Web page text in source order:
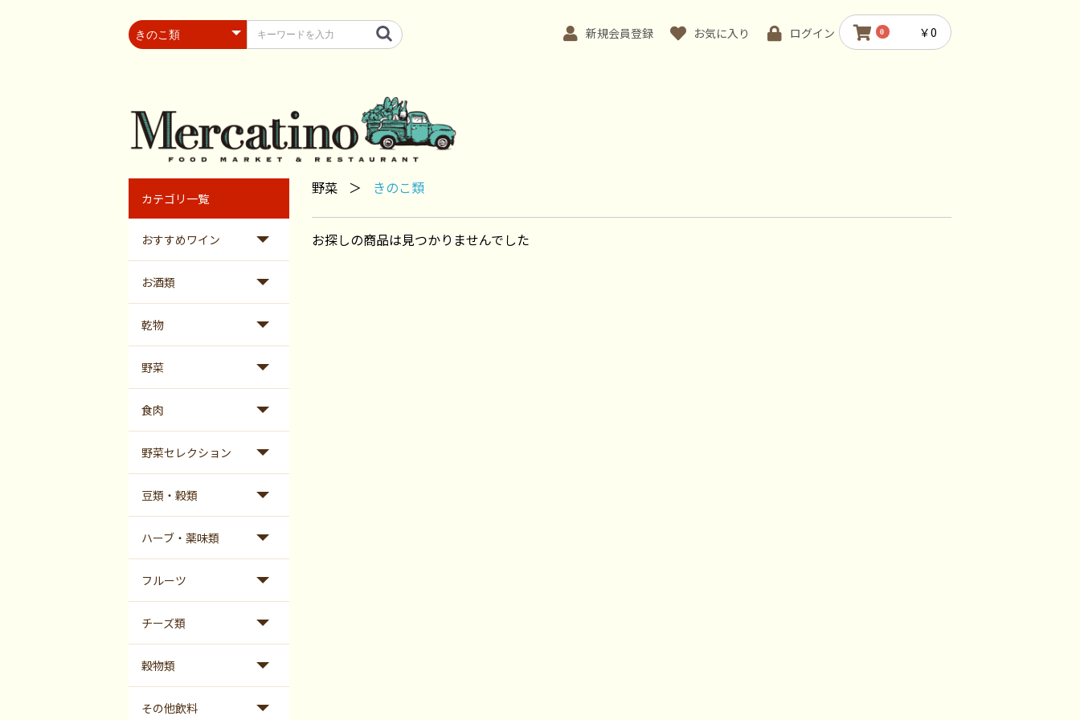
新規会員登録 お気に入り ログイン 0 ￥0
カテゴリ一覧
おすすめワイン
お酒類
乾物
野菜
食肉
野菜セレクション
豆類・穀類
ハーブ・薬味類
フルーツ
チーズ類
穀物類
その他飲料
野菜 ＞ きのこ類
お探しの商品は見つかりませんでした